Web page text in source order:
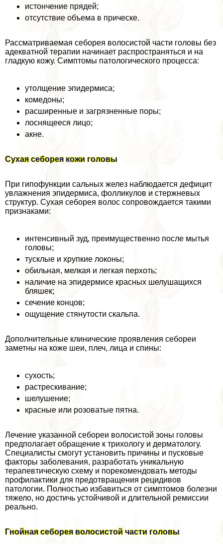
истончение прядей;
отсутствие объема в прическе.
Рассматриваемая себорея волосистой части головы без
адекватной терапии начинает распространяться и на
гладкую кожу. Симптомы патологического процесса:
утолщение эпидермиса;
комедоны;
расширенные и загрязненные поры;
лоснящееся лицо;
акне.
Сухая себорея кожи головы
При гипофункции сальных желез наблюдается дефицит
увлажнения эпидермиса, фолликулов и стержневых
структур. Сухая себорея волос сопровождается такими
признаками:
интенсивный зуд, преимущественно после мытья
головы;
тусклые и хрупкие локоны;
обильная, мелкая и легкая перхоть;
наличие на эпидермисе красных шелушащихся
бляшек;
сечение концов;
ощущение стянутости скальпа.
Дополнительные клинические проявления себореи
заметны на коже шеи, плеч, лица и спины:
сухость;
растрескивание;
шелушение;
красные или розоватые пятна.
Лечение указанной себореи волосистой зоны головы
предполагает обращение к трихологу и дерматологу.
Специалисты смогут установить причины и пусковые
факторы заболевания, разработать уникальную
терапевтическую схему и порекомендовать методы
профилактики для предотвращения рецидивов
патологии. Полностью избавиться от симптомов болезни
тяжело, но достичь устойчивой и длительной ремиссии
реально.
Гнойная себорея волосистой части головы